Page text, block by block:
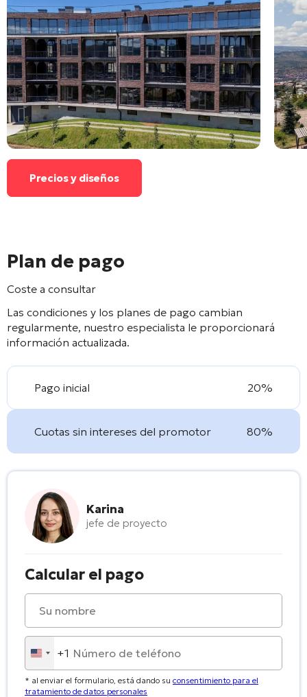
Precios y diseños
Plan de pago
Coste a consultar
Las condiciones y los planes de pago cambian
regularmente, nuestro especialista le proporcionará
información actualizada.
Pago inicial 20%
Cuotas sin intereses del promotor 80%
Karina
jefe de proyecto
Calcular el pago
United
States
+1
+1
* al enviar el formulario, está dando su consentimiento para el
tratamiento de datos personales